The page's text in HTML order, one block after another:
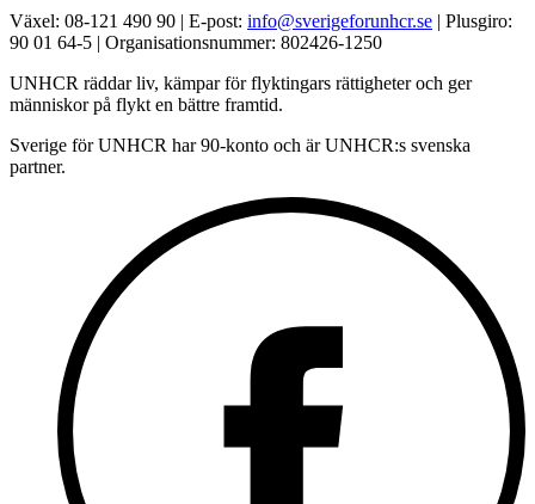
Växel: 08-121 490 90 | E-post: info@sverigeforunhcr.se | Plusgiro:
90 01 64-5 | Organisationsnummer: 802426-1250
UNHCR räddar liv, kämpar för flyktingars rättigheter och ger
människor på flykt en bättre framtid.
Sverige för UNHCR har 90-konto och är UNHCR:s svenska
partner.